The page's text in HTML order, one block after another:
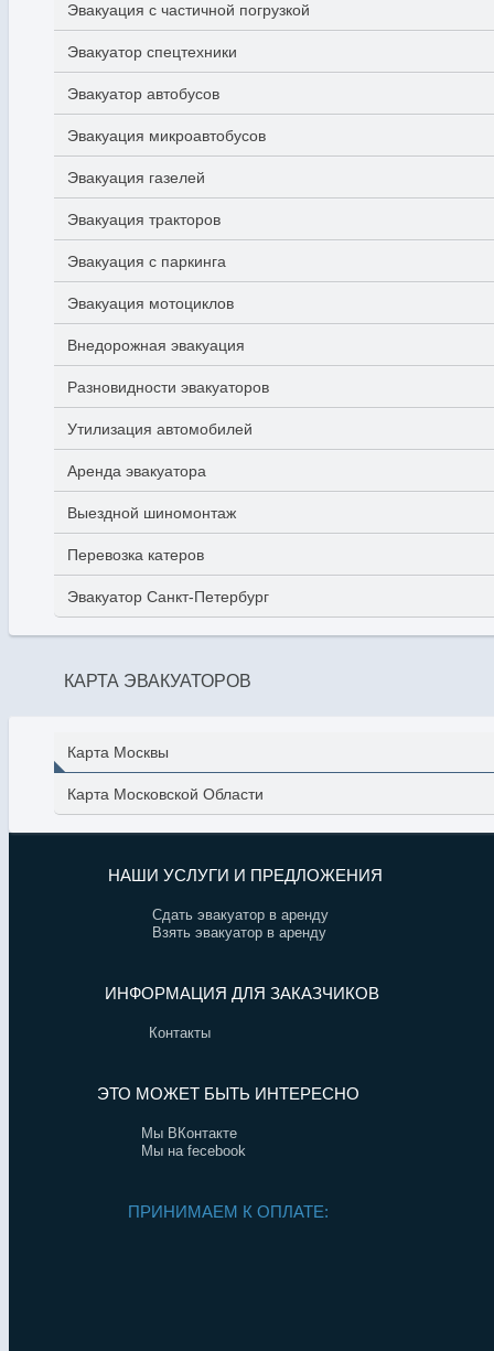
Эвакуация с частичной погрузкой
Эвакуатор спецтехники
Эвакуатор автобусов
Эвакуация микроавтобусов
Эвакуация газелей
Эвакуация тракторов
Эвакуация с паркинга
Эвакуация мотоциклов
Внедорожная эвакуация
Разновидности эвакуаторов
Утилизация автомобилей
Аренда эвакуатора
Выездной шиномонтаж
Перевозка катеров
Эвакуатор Санкт-Петербург
КАРТА ЭВАКУАТОРОВ
Карта Москвы
Карта Московской Области
НАШИ УСЛУГИ И ПРЕДЛОЖЕНИЯ
Сдать эвакуатор в аренду
Взять эвакуатор в аренду
ИНФОРМАЦИЯ ДЛЯ ЗАКАЗЧИКОВ
Контакты
ЭТО МОЖЕТ БЫТЬ ИНТЕРЕСНО
Мы ВКонтакте
Мы на fecebook
ПРИНИМАЕМ К ОПЛАТЕ: